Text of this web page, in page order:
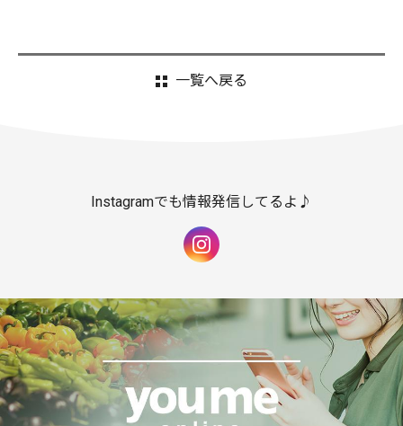
一覧へ戻る
Instagramでも情報発信してるよ♪